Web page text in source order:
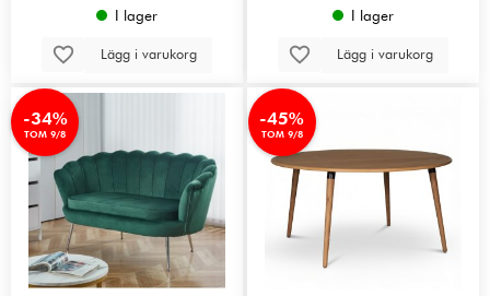
I lager
Lägg i varukorg
I lager
Lägg i varukorg
-34%
TOM 9/8
-45%
TOM 9/8